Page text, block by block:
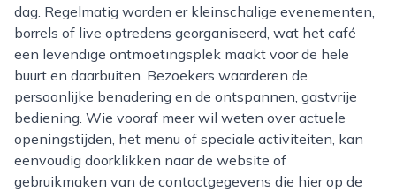
dag. Regelmatig worden er kleinschalige evenementen,
borrels of live optredens georganiseerd, wat het café
een levendige ontmoetingsplek maakt voor de hele
buurt en daarbuiten. Bezoekers waarderen de
persoonlijke benadering en de ontspannen, gastvrije
bediening. Wie vooraf meer wil weten over actuele
openingstijden, het menu of speciale activiteiten, kan
eenvoudig doorklikken naar de website of
gebruikmaken van de contactgegevens die hier op de